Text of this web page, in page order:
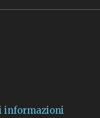
informazioni